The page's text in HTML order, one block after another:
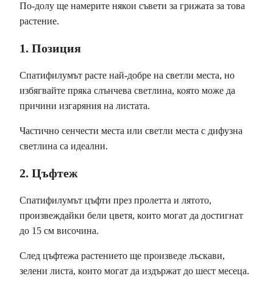
По-долу ще намерите някои съвети за грижата за това
растение.
1. Позиция
Спатифилумът расте най-добре на светли места, но
избягвайте пряка слънчева светлина, която може да
причини изгаряния на листата.
Частично сенчести места или светли места с дифузна
светлина са идеални.
2. Цъфтеж
Спатифилумът цъфти през пролетта и лятото,
произвеждайки бели цветя, които могат да достигнат
до 15 см височина.
След цъфтежа растението ще произведе лъскави,
зелени листа, които могат да издържат до шест месеца.